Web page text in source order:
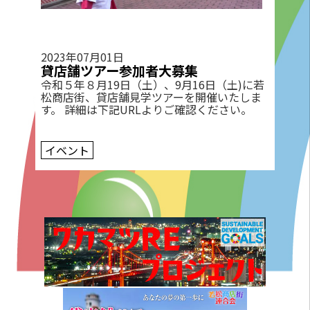
2023年07月01日
貸店舗ツアー参加者大募集
令和５年８月19日（土）、9月16日（土)に若
松商店街、貸店舗見学ツアーを開催いたしま
す。 詳細は下記URLよりご確認ください。
イベント